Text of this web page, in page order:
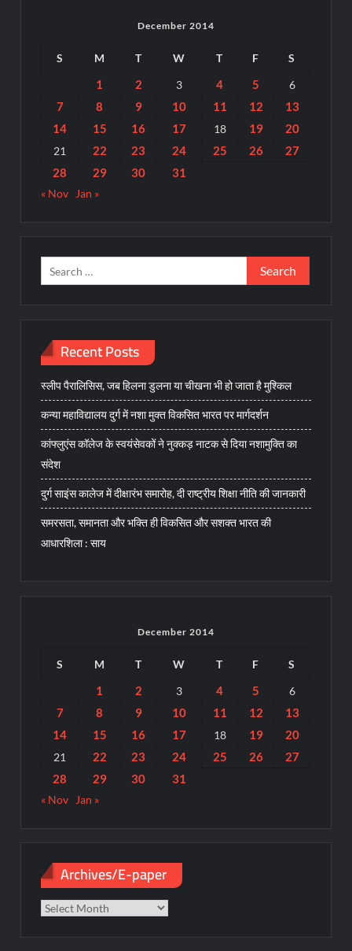
December 2014
S M T W T F S
1 2 3 4 5 6
7 8 9 10 11 12
13
14
15 16 17 18 19 20
21 22 23 24 25 26
27
28
29 30 31
« Nov Jan »
Search
for:
Recent Posts
स्लीप पैरालिसिस, जब हिलना डुलना या चीखना भी हो जाता है मुश्किल
कन्या महाविद्यालय दुर्ग में नशा मुक्त विकसित भारत पर मार्गदर्शन
कांफ्लुएंस कॉलेज के स्वयंसेवकों ने नुक्कड़ नाटक से दिया नशामुक्ति का
संदेश
दुर्ग साइंस कालेज में दीक्षारंभ समारोह, दी राष्ट्रीय शिक्षा नीति की जानकारी
समरसता, समानता और भक्ति ही विकसित और सशक्त भारत की
आधारशिला : साय
December 2014
S M T W T F S
1 2 3 4 5 6
7 8 9 10 11 12
13
14
15 16 17 18 19 20
21 22 23 24 25 26
27
28
29 30 31
« Nov Jan »
Archives/E-paper